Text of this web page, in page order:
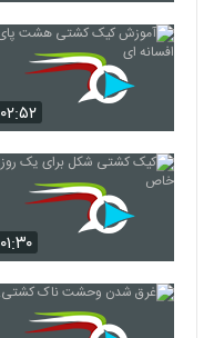
۰۲:۵۲
۰۱:۳۰